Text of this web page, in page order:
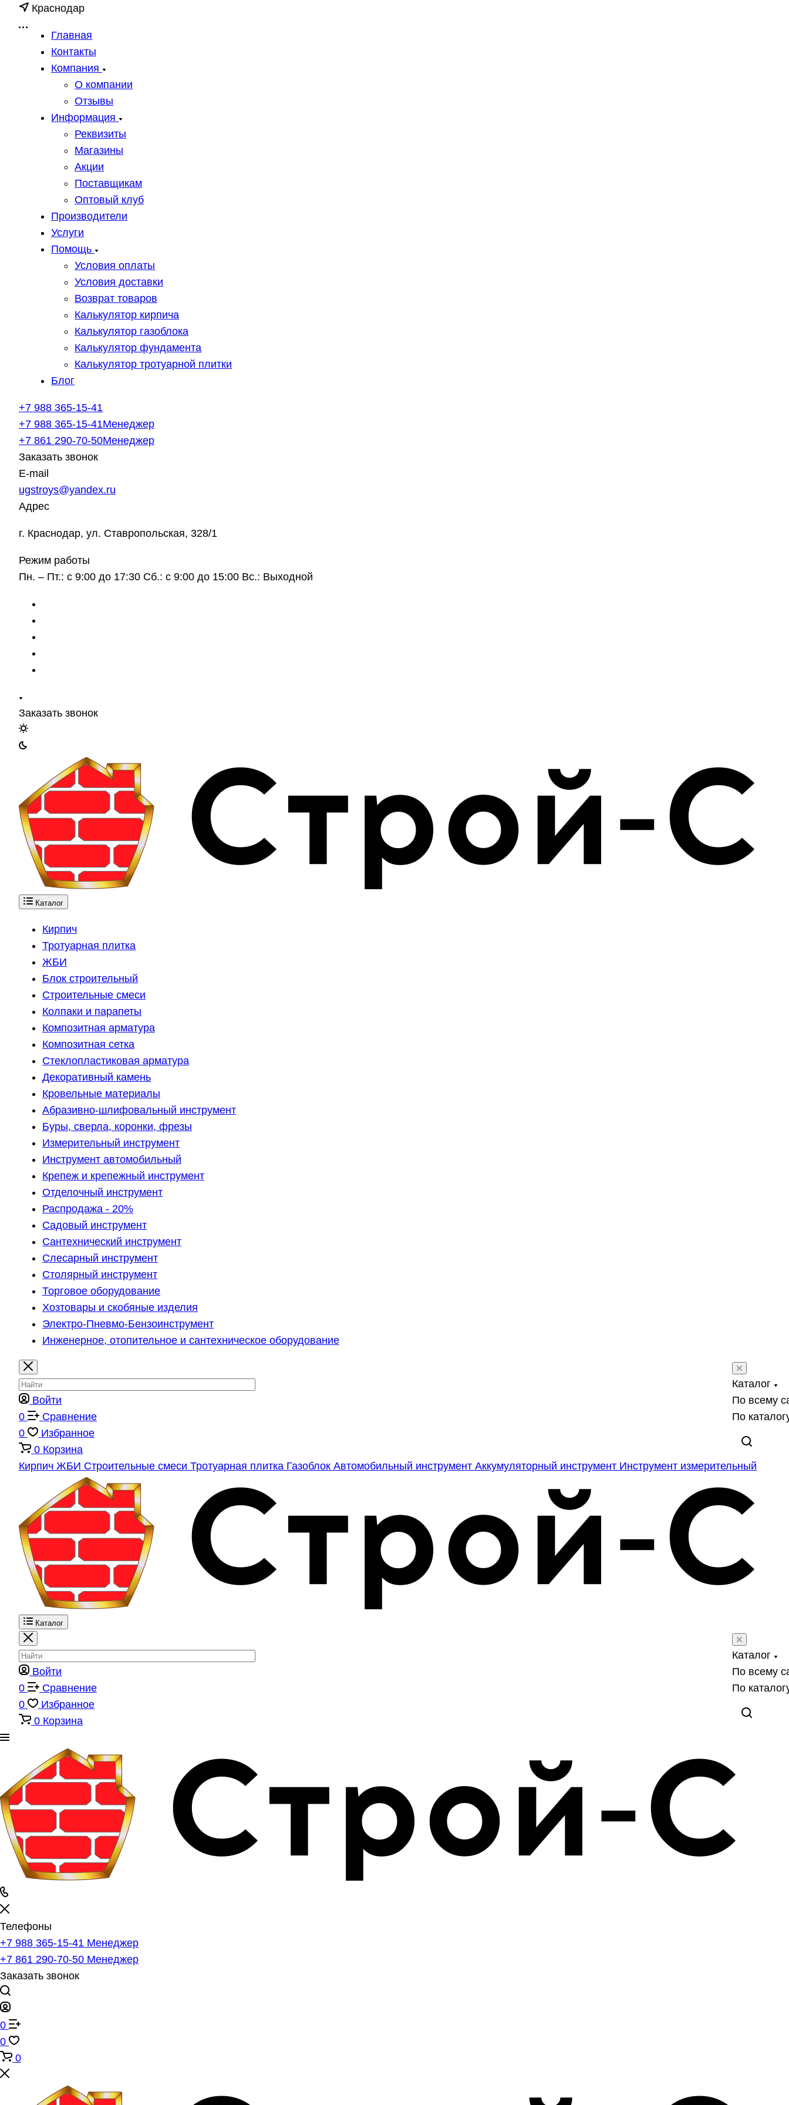
Краснодар
Главная
Контакты
Компания
О компании
Отзывы
Информация
Реквизиты
Магазины
Акции
Поставщикам
Оптовый клуб
Производители
Услуги
Помощь
Условия оплаты
Условия доставки
Возврат товаров
Калькулятор кирпича
Калькулятор газоблока
Калькулятор фундамента
Калькулятор тротуарной плитки
Блог
+7 988 365-15-41
+7 988 365-15-41Менеджер
+7 861 290-70-50Менеджер
Заказать звонок
E-mail
ugstroys@yandex.ru
Адрес
г. Краснодар, ул. Ставропольская, 328/1
Режим работы
Пн. – Пт.: с 9:00 до 17:30 Сб.: с 9:00 до 15:00 Вс.: Выходной
Заказать звонок
Каталог
Кирпич
Тротуарная плитка
ЖБИ
Блок строительный
Строительные смеси
Колпаки и парапеты
Композитная арматура
Композитная сетка
Стеклопластиковая арматура
Декоративный камень
Кровельные материалы
Абразивно-шлифовальный инструмент
Буры, сверла, коронки, фрезы
Измерительный инструмент
Инструмент автомобильный
Крепеж и крепежный инструмент
Отделочный инструмент
Распродажа - 20%
Садовый инструмент
Сантехнический инструмент
Слесарный инструмент
Столярный инструмент
Торговое оборудование
Хозтовары и скобяные изделия
Электро-Пневмо-Бензоинструмент
Инженерное, отопительное и сантехническое оборудование
Каталог
По всему
По
Войти
0
Сравнение
0
Избранное
0 Корзина
Кирпич ЖБИ Строительные смеси Тротуарная плитка Газоблок Автомобильный инструмент Аккумуляторный инструмент Инструмент измерительный
Каталог
Каталог
По всему
По
Войти
0
Сравнение
0
Избранное
0 Корзина
Телефоны
+7 988 365-15-41 Менеджер
+7 861 290-70-50 Менеджер
Заказать звонок
0
0
0